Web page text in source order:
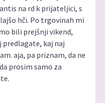
na rd k prijateljici, s
hči. Po trgovinah mi
bili prejšnji vikend,
kaj naj
aja, pa priznam, da ne
prosim samo za